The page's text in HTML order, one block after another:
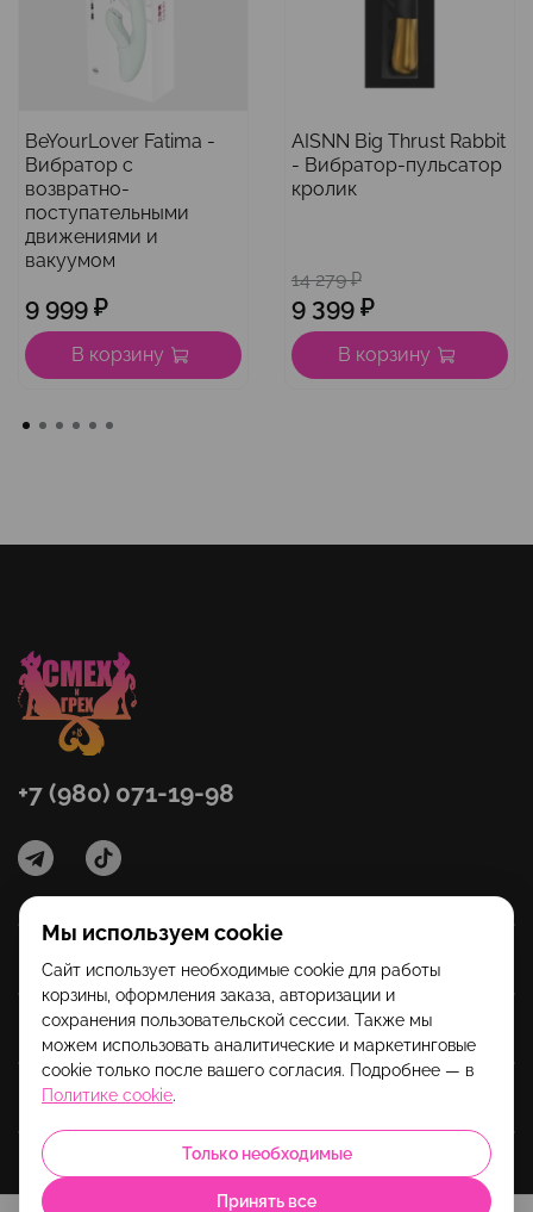
BeYourLover Fatima -
Вибратор с
возвратно-
поступательными
движениями и
вакуумом
9 999 ₽
В корзину
AISNN Big Thrust Rabbit
- Вибратор-пульсатор
кролик
14 279 ₽
9 399 ₽
В корзину
Категории
Помощь
Информация
+7 (980) 071-19-98
Мы используем cookie
Сайт использует необходимые cookie для работы
корзины, оформления заказа, авторизации и
сохранения пользовательской сессии. Также мы
можем использовать аналитические и маркетинговые
cookie только после вашего согласия. Подробнее — в
Политике cookie.
Только необходимые
Принять все